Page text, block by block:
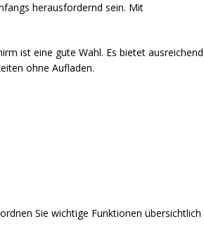
herausfordernd sein. Mit
ist eine gute Wahl. Es bietet ausreichend
ohne Aufladen.
Sie wichtige Funktionen übersichtlich